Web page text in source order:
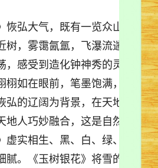
弘大气，既有一览众山小的博
，雾霭氤氲，飞瀑流遄。远观
感受到造化钟神秀的灵动。《
栩如在眼前，笔墨饱满，虚实相
的辽阔为背景，在天地之间，
人巧妙融合，这是自然的和谐
实相生、黑、白、绿、红掩映
。《玉树银花》将雪的景致描